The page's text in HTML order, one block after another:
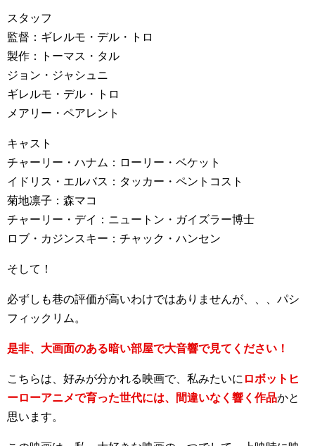
スタッフ
監督：ギレルモ・デル・トロ
製作：トーマス・タル
ジョン・ジャシュニ
ギレルモ・デル・トロ
メアリー・ペアレント
キャスト
チャーリー・ハナム：ローリー・ベケット
イドリス・エルバス：タッカー・ペントコスト
菊地凛子：森マコ
チャーリー・デイ：ニュートン・ガイズラー博士
ロブ・カジンスキー：チャック・ハンセン
そして！
必ずしも巷の評価が高いわけではありませんが、、、パシ
フィックリム。
是非、大画面のある暗い部屋で大音響で見てください！
こちらは、好みが分かれる映画で、私みたいに ロボットヒ
ーローアニメで育った世代には、間違いなく響く作品かと
思います。